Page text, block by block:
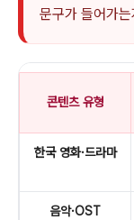
문구가 들어가
콘텐츠 유형
한국 영화·드라마
음악·OST